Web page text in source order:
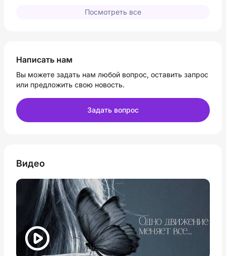
Посмотреть все
Написать нам
Вы можете задать нам любой вопрос, оставить запрос
или предложить свою новость.
Задать вопрос
Видео